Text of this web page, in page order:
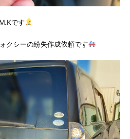
です
クシーの紛失作成依頼です